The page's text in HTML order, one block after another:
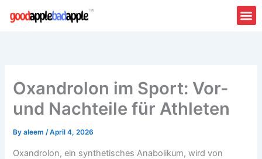
Oxandrolon im Sport: Vor-
und Nachteile für Athleten
Byaleem/April 4, 2026
Oxandrolon, ein synthetisches Anabolikum, wird von